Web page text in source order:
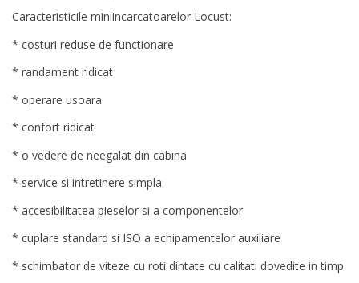
Caracteristicile miniincarcatoarelor Locust:
* costuri reduse de functionare
* randament ridicat
* operare usoara
* confort ridicat
* o vedere de neegalat din cabina
* service si intretinere simpla
* accesibilitatea pieselor si a componentelor
* cuplare standard si ISO a echipamentelor auxiliare
* schimbator de viteze cu roti dintate cu calitati dovedite in timp